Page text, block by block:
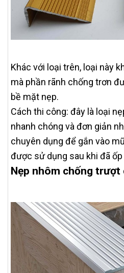
Khác với loại trên, loại này
mà phần rãnh chống trơn
bề mặt nẹp.
Cách thi công: đây là loại
nhanh chóng và đơn giản
chuyên dụng để gắn vào
được sử dụng sau khi đã
Nẹp nhôm chống trượt